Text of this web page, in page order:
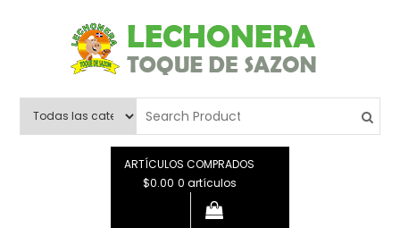
Lechonera Toque De Sazon
ARTÍCULOS COMPRADOS
$0.00 0 artículos